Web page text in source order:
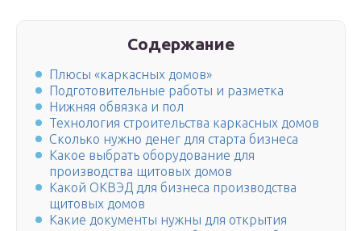
Содержание
Плюсы «каркасных домов»
Подготовительные работы и разметка
Нижняя обвязка и пол
Технология строительства каркасных домов
Сколько нужно денег для старта бизнеса
Какое выбрать оборудование для
производства щитовых домов
Какой ОКВЭД для бизнеса производства
щитовых домов
Какие документы нужны для открытия